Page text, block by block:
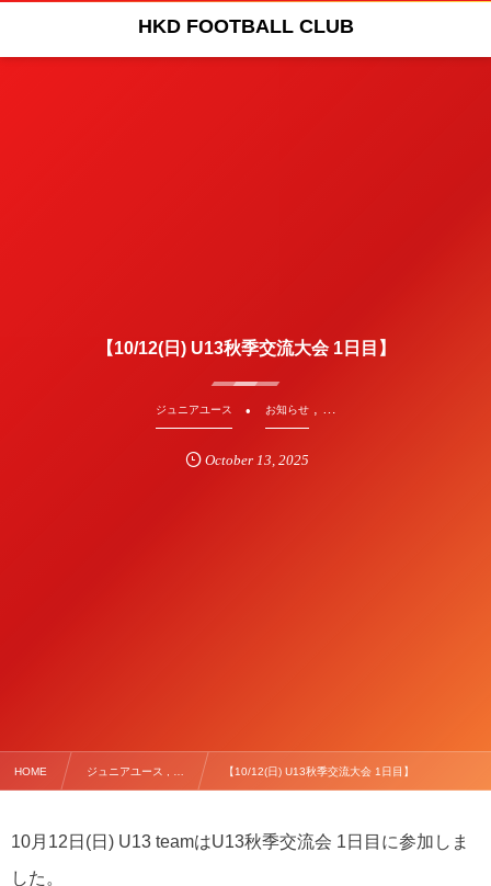
HKD FOOTBALL CLUB
【10/12(日) U13秋季交流大会 1日目】
ジュニアユース お知らせ, …
October 13,2025
HOME ジュニアユース , … 【10/12(日) U13秋季交流大会 1日目】
10月12日(日) U13 teamはU13秋季交流会 1日目に参加しま
した。